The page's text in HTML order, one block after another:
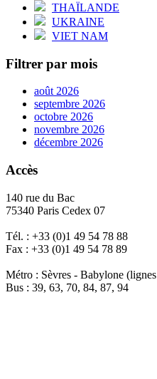
THAÏLANDE
UKRAINE
VIET NAM
Filtrer par mois
août 2026
septembre 2026
octobre 2026
novembre 2026
décembre 2026
Accès
140 rue du Bac
75340 Paris Cedex 07
Tél. : +33 (0)1 49 54 78 88
Fax : +33 (0)1 49 54 78 89
Métro : Sèvres - Babylone
Bus : 39, 63, 70, 84, 87, 94